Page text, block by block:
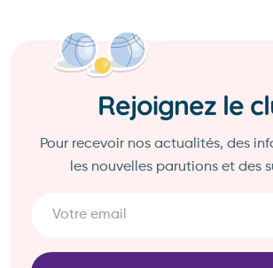
Rejoignez le
Pour recevoir nos actualités, des
les nouvelles parutions et des